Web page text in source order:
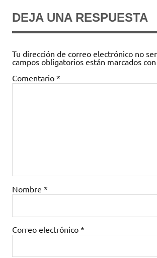
DEJA UNA RESPUESTA
Tu dirección de correo electrónico no
campos obligatorios están marcados con
Comentario *
Nombre *
Correo electrónico *